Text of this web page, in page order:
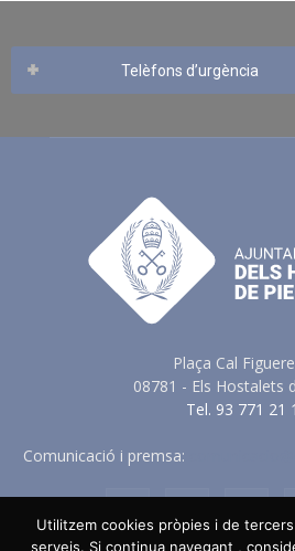
Telèfons d’urgència
Plaça Cal
08781 - Els Hostalets
Tel. 93 771 21
Comunicació i premsa:
Utilitzem cookies pròpies i de
serveis. Si continua navegant ,